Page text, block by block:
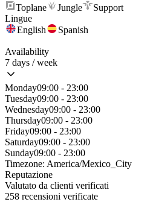
Toplane
Jungle
Support
Lingue
English
Spanish
Availability
7 days / week
Monday09:00 - 23:00
Tuesday09:00 - 23:00
Wednesday09:00 - 23:00
Thursday09:00 - 23:00
Friday09:00 - 23:00
Saturday09:00 - 23:00
Sunday09:00 - 23:00
Timezone: America/Mexico_City
Reputazione
Valutato da clienti verificati
258 recensioni verificate